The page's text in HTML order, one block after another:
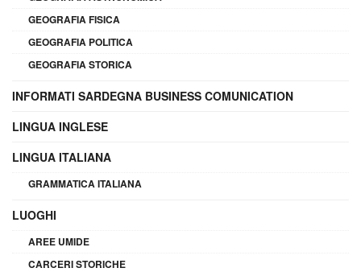
GEOGRAFIA FISICA
GEOGRAFIA POLITICA
GEOGRAFIA STORICA
INFORMATI SARDEGNA BUSINESS COMUNICATION
LINGUA INGLESE
LINGUA ITALIANA
GRAMMATICA ITALIANA
LUOGHI
AREE UMIDE
CARCERI STORICHE